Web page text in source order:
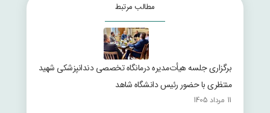
مطالب مرتبط
برگزاری جلسه هیأت‌مدیره درمانگاه تخصصی دندانپزشکی شهید
منتظری با حضور رئیس دانشگاه شاهد
11 مرداد 1405